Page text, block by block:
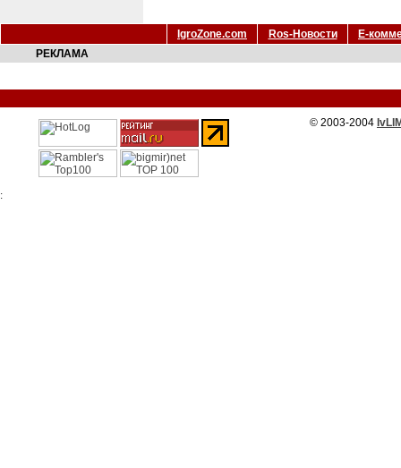
IgroZone.com Ros-Новости
Е-
РЕКЛАМА
© 2003-2004
: